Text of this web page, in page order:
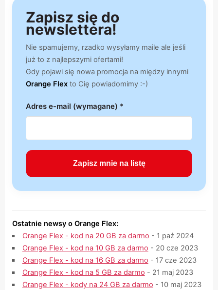
Zapisz się do
newslettera!
Nie spamujemy, rzadko wysyłamy maile ale jeśli
już to z najlepszymi ofertami!
Gdy pojawi się nowa promocja na między innymi
Orange Flex to Cię powiadomimy :-)
Adres e-mail (wymagane) *
Ostatnie newsy o Orange Flex:
Orange Flex - kod na 20 GB za darmo - 1 paź 2024
Orange Flex - kod na 10 GB za darmo - 20 cze 2023
Orange Flex - kod na 16 GB za darmo - 17 cze 2023
Orange Flex - kod na 5 GB za darmo - 21 maj 2023
Orange Flex - kody na 24 GB za darmo - 10 maj 2023